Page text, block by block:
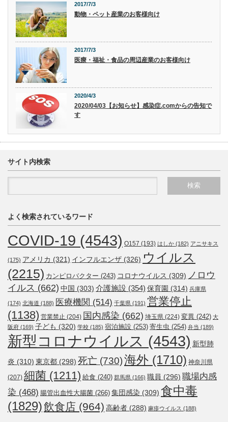
2017/7/3
動物・ペット産業のお客様向け
2017/7/3
医療・福祉・食品の周辺産業のお客様向け
2020/4/3
2020/04/03【お知らせ】感染症.comからの告知で
す
サイト内検索
よく検索されているワード
COVID-19 (4543) O157 (193) はしか (182) アニサキス
(175) アメリカ (321) インフルエンザ (326) ウイルス
(2215) カンピロバクター (243) コロナウイルス (309) ノロウ
イルス (662) 中国 (303) 介護施設 (354) 保育園 (314) 兵庫県
(174) 北海道 (188) 医療機関 (514) 千葉県 (191) 営業停止
(1138) 営業禁止 (204) 国内感染 (662) 埼玉県 (224) 変異 (242) 大
阪府 (169) 子ども (320) 学校 (185) 宿泊施設 (253) 寄生虫 (254) 弁当 (189)
新型コロナウイルス (4543) 新型肺
炎 (310) 東京都 (298) 死亡 (730)海外 (1710) 神奈川県
(207) 細菌 (1211) 給食 (240) 群馬県 (166) 職員 (296) 職場内感
染 (468) 腸管出血性大腸菌 (266) 集団感染 (309) 食中毒
(1829)飲食店 (964) 高齢者 (288) 麻疹ウイルス (188)